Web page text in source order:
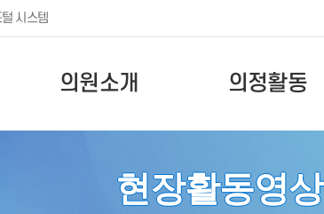
시스템
의원소개 의정활동
현장활동영상